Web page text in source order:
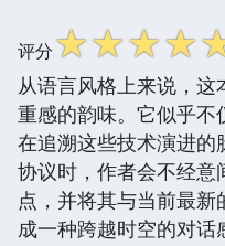
评分☆☆☆☆
从语言风格上来说，
重感的韵味。它似乎不
在追溯这些技术演进
协议时，作者会不经
点，并将其与当前最
成一种跨越时空的对